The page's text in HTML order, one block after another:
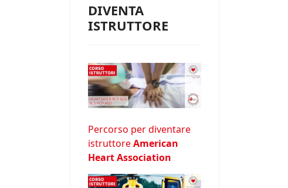
DIVENTA
ISTRUTTORE
Percorso per diventare
istruttoreAmerican
Heart Association